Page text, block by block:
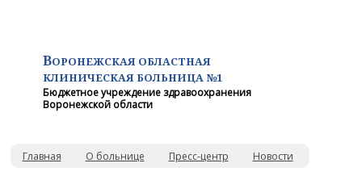
ВОРОНЕЖСКАЯ ОБЛАСТНАЯ
КЛИНИЧЕСКАЯ БОЛЬНИЦА №1
Бюджетное учреждение здравоохранения
Воронежской области
Главная О больнице Пресс-центр Новости